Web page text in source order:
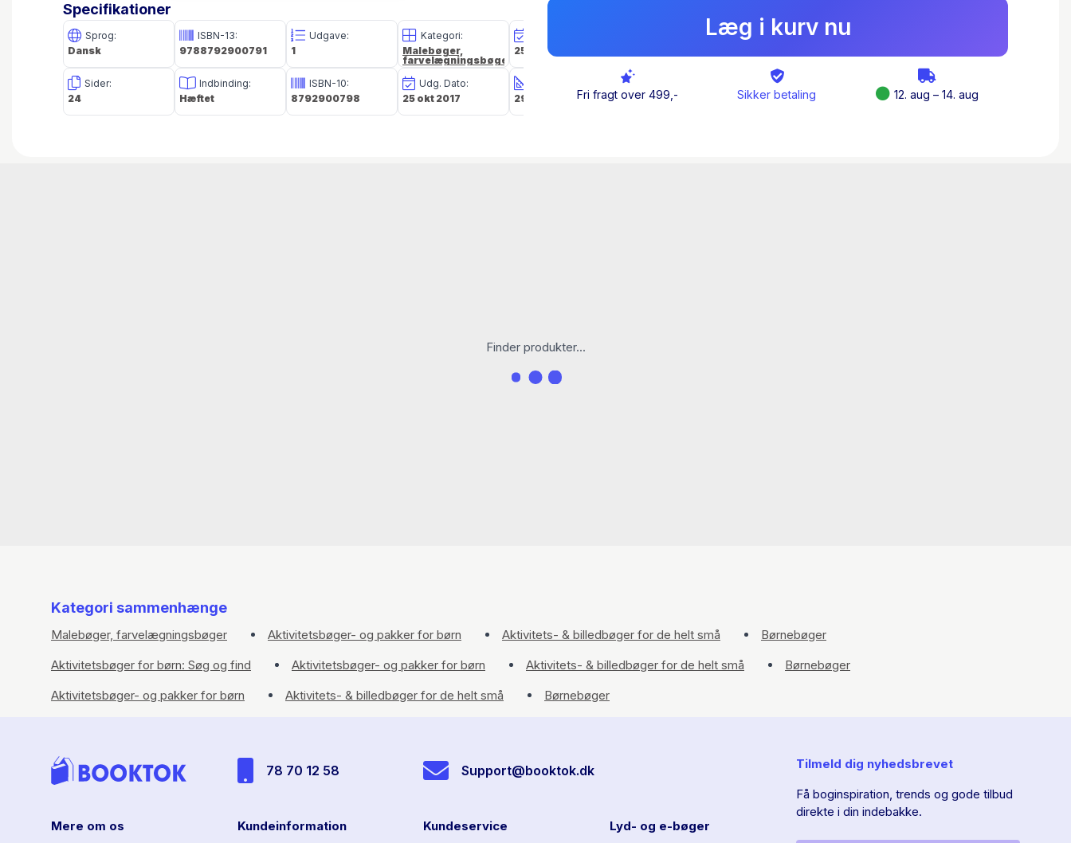
Specifikationer
Sprog:
Dansk
Sider:
24
ISBN-13:
9788792900791
Indbinding:
Hæftet
Udgave:
1
ISBN-10:
8792900798
Kategori:
Malebøger,
farvelægningsbøger
Udg. Dato:
25 okt 2017
25 okt 2017
29,5 x 21,0 x 0,4
BUSTER NORDIC
Læg i kurv nu
Fri fragt over 499,- Sikker betaling 12. aug – 14. aug
Finder produkter...
Kategori sammenhænge
Malebøger, farvelægningsbøger Aktivitetsbøger- og pakker for børn Aktivitets- & billedbøger for de helt små
Børnebøger
Aktivitetsbøger for børn: Søg og find
Aktivitetsbøger- og pakker for børn Aktivitets- & billedbøger for de helt små
Børnebøger
Aktivitetsbøger- og pakker for børn
Aktivitets- & billedbøger for de helt små Børnebøger
78 70 12 58 Support@booktok.dk
Mere om os Kundeinformation Kundeservice Lyd- og e-bøger
Tilmeld dig nyhedsbrevet
Få boginspiration, trends og gode tilbud
direkte i din indebakke.